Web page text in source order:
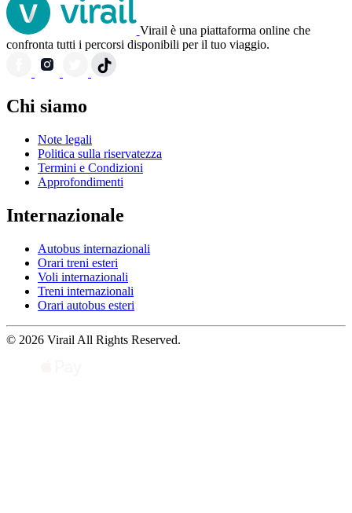
Virail è una piattaforma online che
confronta tutti i percorsi disponibili per il tuo viaggio.
Chi siamo
Note legali
Politica sulla riservatezza
Termini e Condizioni
Approfondimenti
Internazionale
Autobus internazionali
Orari treni esteri
Voli internazionali
Treni internazionali
Orari autobus esteri
© 2026 Virail All Rights Reserved.